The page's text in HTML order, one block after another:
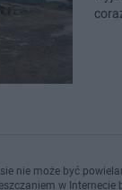
nie może być
w